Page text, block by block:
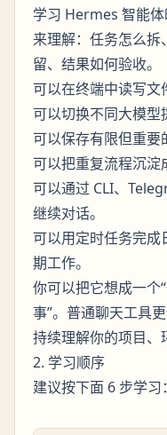
学习 Hermes 智能
来理解：任务怎么
留、结果如何验收。
可以在终端中读写文
可以切换不同大模型
可以保存有限但重要
可以把重复流程沉淀
可以通过 CLI、
继续对话。
可以用定时任务完
期工作。
你可以把它想成一个
事”。普通聊天工具
持续理解你的项目、
2. 学习顺序
建议按下面 6 步学习：